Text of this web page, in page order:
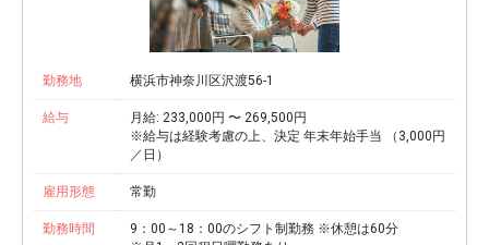
勤務地 横浜市神奈川区沢渡56-1
給与
月給: 233,000円 〜 269,500円
※給与は経験考慮の上、決定 年末年始手当 （3,000円
／日）
雇用形態 常勤
勤務時間
9：00～18：00のシフト制勤務 ※休憩は60分